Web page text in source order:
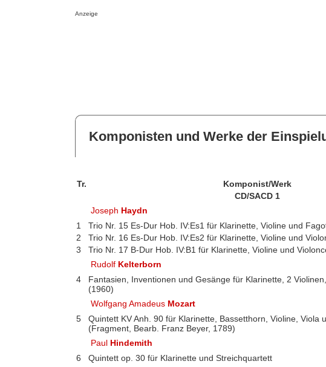
Anzeige
Komponisten und Werke der
Tr. Komponist/Werk
CD/SACD 1
Joseph Haydn
1
Trio Nr. 15 Es-Dur Hob. IV:Es1 für Klarinette, Violine und
2
Trio Nr. 16 Es-Dur Hob. IV:Es2 für Klarinette, Violine und
3
Trio Nr. 17 B-Dur Hob. IV:B1 für Klarinette, Violine und
Rudolf Kelterborn
4
Fantasien, Inventionen und Gesänge für Klarinette, 2
(1960)
Wolfgang Amadeus Mozart
5
Quintett KV Anh. 90 für Klarinette, Bassetthorn, Violine, Viola
(Fragment, Bearb. Franz Beyer, 1789)
Paul Hindemith
6
Quintett op. 30 für Klarinette und Streichquartett